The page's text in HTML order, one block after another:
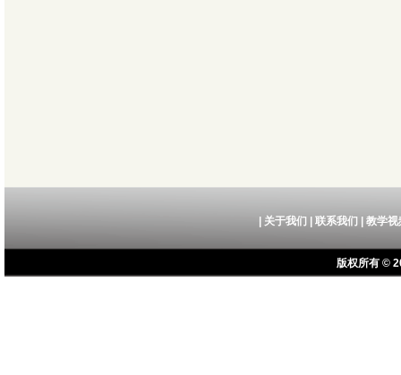
关于我们 联系我们 教学视
版权所有 ©